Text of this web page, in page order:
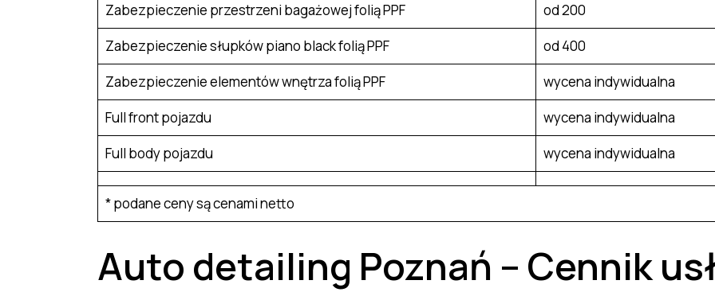
Zabezpieczenie przestrzeni bagażowej folią PPF
od 200
Zabezpieczenie słupków piano black folią PPF
od 400
Zabezpieczenie elementów wnętrza folią PPF
wycena indywidualna
Full front pojazdu
wycena indywidualna
Full body pojazdu
wycena indywidualna
* podane ceny są cenami netto
Auto detailing Poznań – Cennik